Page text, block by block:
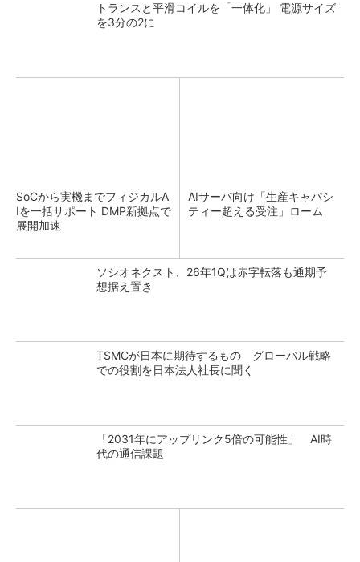
トランスと平滑コイルを「一体化」 電源サイズ
を3分の2に
SoCから実機までフィジカルA
Iを一括サポート DMP新拠点で
展開加速
AIサーバ向け「生産キャパシ
ティー超える受注」ローム
ソシオネクスト、26年1Qは赤字転落も通期予
想据え置き
TSMCが日本に期待するもの グローバル戦略
での役割を日本法人社長に聞く
「2031年にアップリンク5倍の可能性」 AI時
代の通信課題